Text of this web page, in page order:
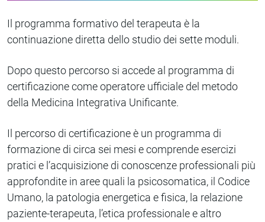
Il programma formativo del terapeuta è la
continuazione diretta dello studio dei sette moduli.
Dopo questo percorso si accede al programma di
certificazione come operatore ufficiale del metodo
della Medicina Integrativa Unificante.
Il percorso di certificazione è un programma di
formazione di circa sei mesi e comprende esercizi
pratici e l’acquisizione di conoscenze professionali più
approfondite in aree quali la psicosomatica, il Codice
Umano, la patologia energetica e fisica, la relazione
paziente-terapeuta, l’etica professionale e altro